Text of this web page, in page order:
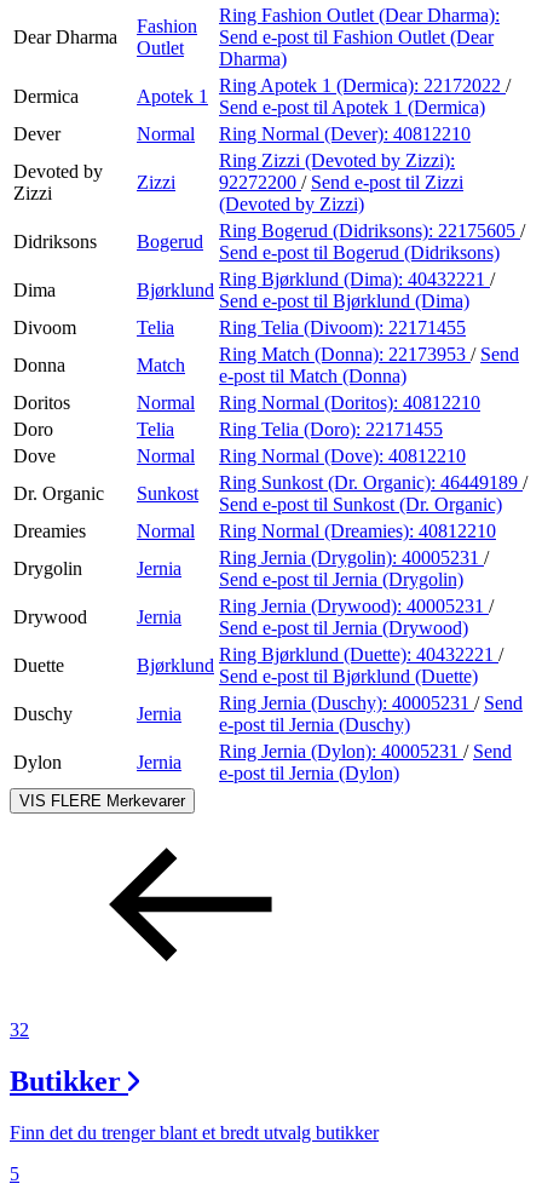
Dear Dharma
Fashion
Outlet
Ring Fashion Outlet (Dear Dharma):
Send e-post til Fashion Outlet (Dear
Dharma)
Dermica
Apotek 1
Ring Apotek 1 (Dermica): 22172022 /
Send e-post til Apotek 1 (Dermica)
Dever
Normal Ring Normal (Dever): 40812210
Devoted by
Zizzi
Zizzi
Ring Zizzi (Devoted by Zizzi):
92272200 / Send e-post til Zizzi
(Devoted by Zizzi)
Didriksons
Bogerud
Ring Bogerud (Didriksons): 22175605 /
Send e-post til Bogerud (Didriksons)
Dima
Bjørklund
Ring Bjørklund (Dima): 40432221 /
Send e-post til Bjørklund (Dima)
Divoom
Telia Ring Telia (Divoom): 22171455
Donna
Match
Ring Match (Donna): 22173953 / Send
e-post til Match (Donna)
Doritos
Normal Ring Normal (Doritos): 40812210
Doro
Telia Ring Telia (Doro): 22171455
Dove
Normal Ring Normal (Dove): 40812210
Dr. Organic
Sunkost
Ring Sunkost (Dr. Organic): 46449189 /
Send e-post til Sunkost (Dr. Organic)
Dreamies
Normal Ring Normal (Dreamies): 40812210
Drygolin
Jernia
Ring Jernia (Drygolin): 40005231 /
Send e-post til Jernia (Drygolin)
Drywood
Jernia
Ring Jernia (Drywood): 40005231 /
Send e-post til Jernia (Drywood)
Duette
Bjørklund
Ring Bjørklund (Duette): 40432221 /
Send e-post til Bjørklund (Duette)
Duschy
Jernia
Ring Jernia (Duschy): 40005231 / Send
e-post til Jernia (Duschy)
Dylon
Jernia
Ring Jernia (Dylon): 40005231 / Send
e-post til Jernia (Dylon)
VIS FLERE Merkevarer
32
Butikker
Finn det du trenger blant et bredt utvalg butikker
5